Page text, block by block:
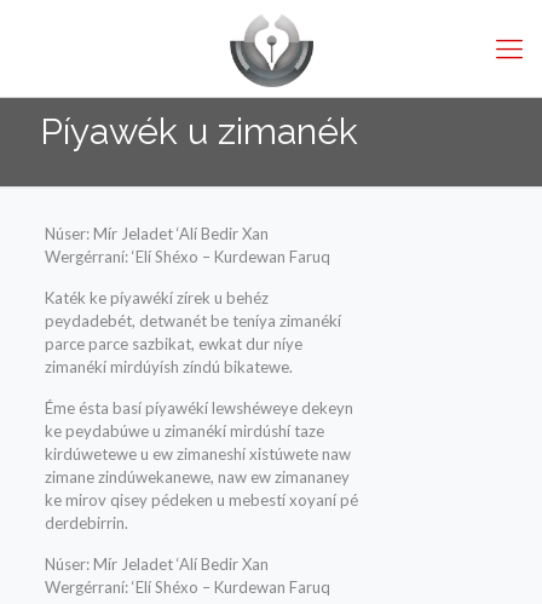
Píyawék u zimanék
Núser: Mír Jeladet ‘Alí Bedir Xan
Wergérraní: ‘Elí Shéxo – Kurdewan Faruq
Katék ke píyawékí zírek u behéz
peydadebét, detwanét be teníya zimanékí
parce parce sazbikat, ewkat dur níye
zimanékí mirdúyísh zíndú bikatewe.
Éme ésta basí píyawékí lewshéweye dekeyn
ke peydabúwe u zimanékí mirdúshí taze
kirdúwetewe u ew zimaneshí xistúwete naw
zimane zindúwekanewe, naw ew zimananey
ke mirov qisey pédeken u mebestí xoyaní pé
derdebirrin.
Núser: Mír Jeladet ‘Alí Bedir Xan
Wergérraní: ‘Elí Shéxo – Kurdewan Faruq